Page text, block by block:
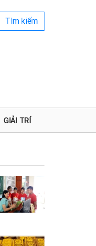
Tìm kiếm
GIẢI TRÍ